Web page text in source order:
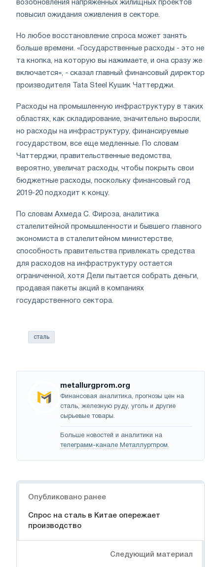
возобновления напряженных жилищных проектов
повысил ожидания оживления в секторе.
Но любое восстановление спроса может занять
больше времени. «Государственные расходы - это не
та кнопка, на которую вы нажимаете, и она сразу же
включается», - сказал главный финансовый директор
производителя Tata Steel Кушик Чаттерджи.
Расходы на промышленную инфраструктуру в таких
областях, как складирование, значительно выросли,
но расходы на инфраструктуру, финансируемые
государством, все еще медленные. По словам
Чаттерджи, правительственные ведомства,
вероятно, увеличат расходы, чтобы покрыть свои
бюджетные расходы, поскольку финансовый год
2019-20 подходит к концу.
По словам Ахмеда С. Фироза, аналитика
сталелитейной промышленности и бывшего главного
экономиста в сталелитейном министерстве,
способность правительства привлекать средства
для расходов на инфраструктуру остается
ограниченной, хотя Дели пытается собрать деньги,
продавая пакеты акций в компаниях
государственного сектора.
сталь
metallurgprom.org
Финансовая аналитика, прогнозы цен на
сталь, железную руду, уголь и другие
сырьевые товары.
Больше новостей и аналитики на
телеграмм-канале Металлургпром.
Опубликовано ранее
Спрос на сталь в Китае опережает
производство
Следующий материал